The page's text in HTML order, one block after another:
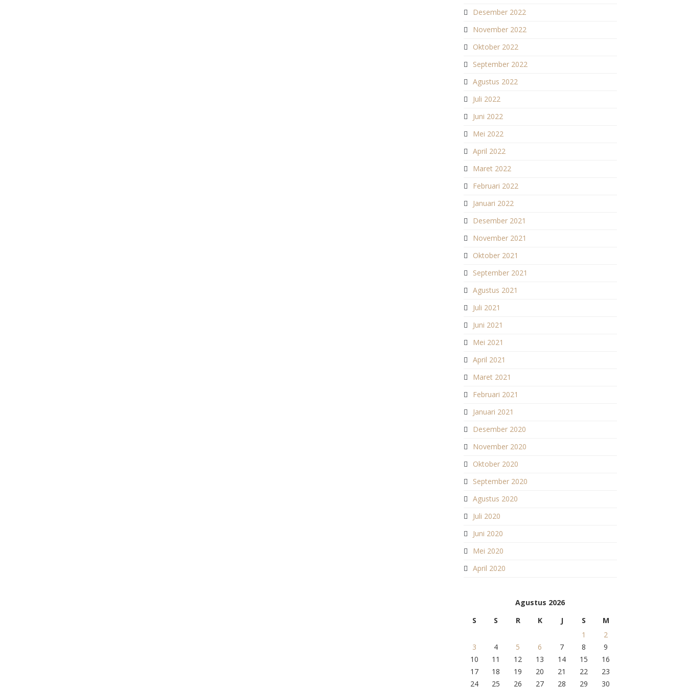
Desember 2022
November 2022
Oktober 2022
September 2022
Agustus 2022
Juli 2022
Juni 2022
Mei 2022
April 2022
Maret 2022
Februari 2022
Januari 2022
Desember 2021
November 2021
Oktober 2021
September 2021
Agustus 2021
Juli 2021
Juni 2021
Mei 2021
April 2021
Maret 2021
Februari 2021
Januari 2021
Desember 2020
November 2020
Oktober 2020
September 2020
Agustus 2020
Juli 2020
Juni 2020
Mei 2020
April 2020
Agustus 2026
S
S R K J S
M
1
2
3
4 5 6 7 8
9
10
11 12 13 14 15
16
17
18 19 20 21 22
23
24
25 26 27 28 29 30